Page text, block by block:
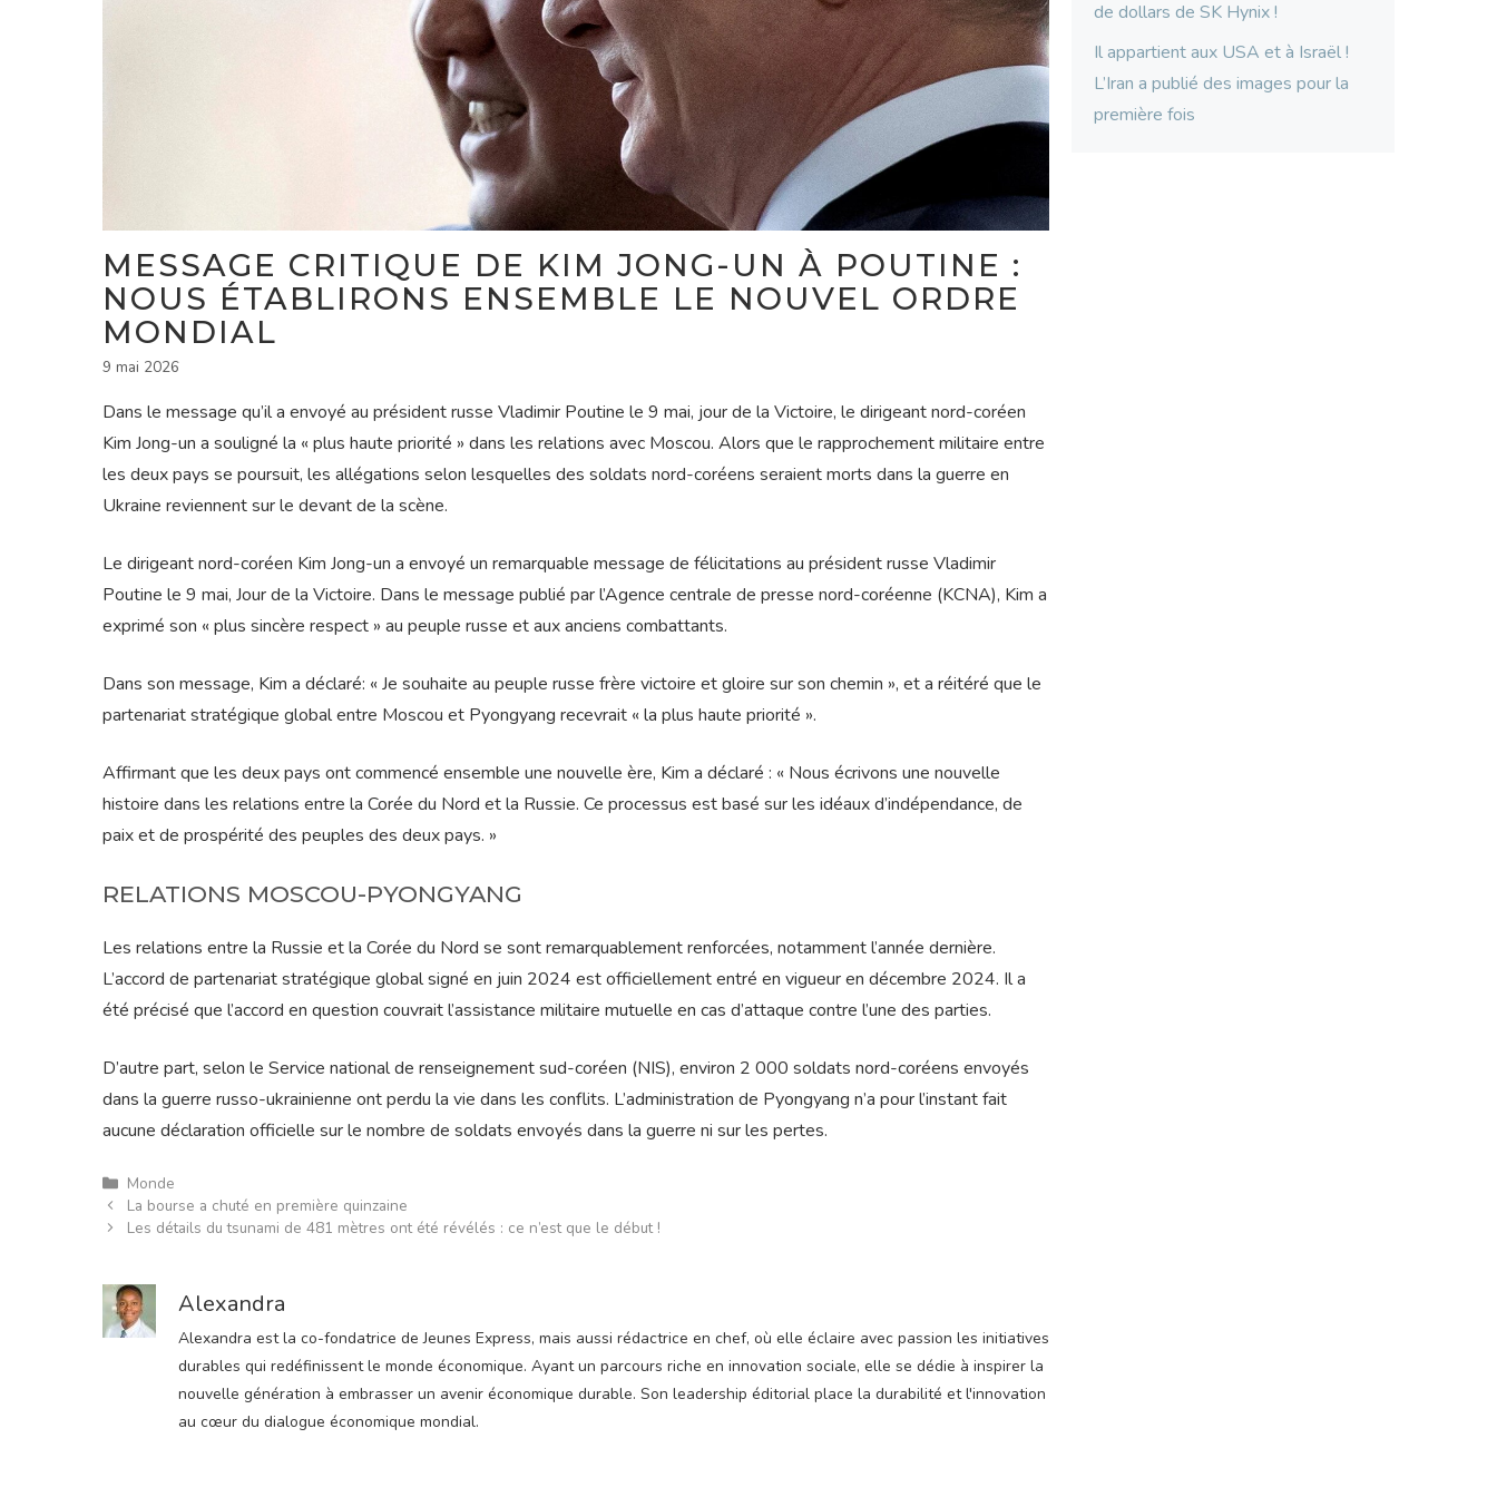
MESSAGE CRITIQUE DE KIM JONG-UN À POUTINE :
NOUS ÉTABLIRONS ENSEMBLE LE NOUVEL ORDRE
MONDIAL
9 mai 2026
Dans le message qu’il a envoyé au président russe Vladimir Poutine le 9 mai, jour de la Victoire, le dirigeant nord-coréen
Kim Jong-un a souligné la « plus haute priorité » dans les relations avec Moscou. Alors que le rapprochement militaire entre
les deux pays se poursuit, les allégations selon lesquelles des soldats nord-coréens seraient morts dans la guerre en
Ukraine reviennent sur le devant de la scène.
Le dirigeant nord-coréen Kim Jong-un a envoyé un remarquable message de félicitations au président russe Vladimir
Poutine le 9 mai, Jour de la Victoire. Dans le message publié par l’Agence centrale de presse nord-coréenne (KCNA), Kim a
exprimé son « plus sincère respect » au peuple russe et aux anciens combattants.
Dans son message, Kim a déclaré: « Je souhaite au peuple russe frère victoire et gloire sur son chemin », et a réitéré que le
partenariat stratégique global entre Moscou et Pyongyang recevrait « la plus haute priorité ».
Affirmant que les deux pays ont commencé ensemble une nouvelle ère, Kim a déclaré : « Nous écrivons une nouvelle
histoire dans les relations entre la Corée du Nord et la Russie. Ce processus est basé sur les idéaux d’indépendance, de
paix et de prospérité des peuples des deux pays. »
RELATIONS MOSCOU-PYONGYANG
Les relations entre la Russie et la Corée du Nord se sont remarquablement renforcées, notamment l’année dernière.
L’accord de partenariat stratégique global signé en juin 2024 est officiellement entré en vigueur en décembre 2024. Il a
été précisé que l’accord en question couvrait l’assistance militaire mutuelle en cas d’attaque contre l’une des parties.
D’autre part, selon le Service national de renseignement sud-coréen (NIS), environ 2 000 soldats nord-coréens envoyés
dans la guerre russo-ukrainienne ont perdu la vie dans les conflits. L’administration de Pyongyang n’a pour l’instant fait
aucune déclaration officielle sur le nombre de soldats envoyés dans la guerre ni sur les pertes.
Catégories
Monde
La bourse a chuté en première quinzaine
Les détails du tsunami de 481 mètres ont été révélés : ce n’est que le début !
Alexandra
Alexandra est la co-fondatrice de Jeunes Express, mais aussi rédactrice en chef, où elle éclaire avec passion les initiatives
durables qui redéfinissent le monde économique. Ayant un parcours riche en innovation sociale, elle se dédie à inspirer la
nouvelle génération à embrasser un avenir économique durable. Son leadership éditorial place la durabilité et l'innovation
au cœur du dialogue économique mondial.
de dollars de SK Hynix !
Il appartient aux USA et à Israël !
L’Iran a publié des images pour la
première fois